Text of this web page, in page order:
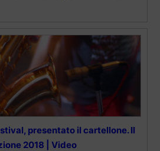
presentato il cartellone. Il
2018 | Video